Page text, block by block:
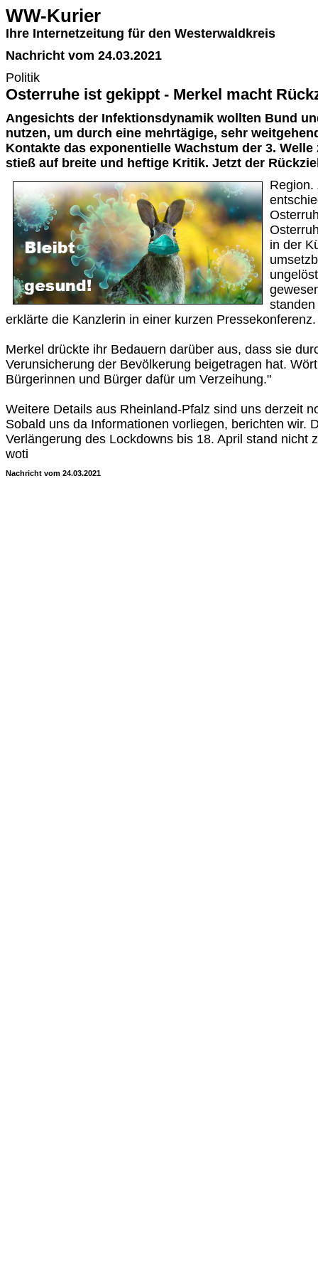
WW-Kurier
Ihre Internetzeitung für den Westerwaldkreis
Nachricht vom 24.03.2021
Politik
Osterruhe ist gekippt - Merkel macht
Angesichts der Infektionsdynamik wollten Bund
nutzen, um durch eine mehrtägige, sehr
Kontakte das exponentielle Wachstum der 3.
stieß auf breite und heftige Kritik. Jetzt der
Region.
in der
standen
erklärte die Kanzlerin in einer kurzen Pressekonferenz.
Merkel drückte ihr Bedauern darüber aus, dass sie
Verunsicherung der Bevölkerung beigetragen hat.
Bürgerinnen und Bürger dafür um Verzeihung."
Weitere Details aus Rheinland-Pfalz sind uns derzeit
Sobald uns da Informationen vorliegen, berichten wir.
Verlängerung des Lockdowns bis 18. April stand nicht
woti
Nachricht vom 24.03.2021